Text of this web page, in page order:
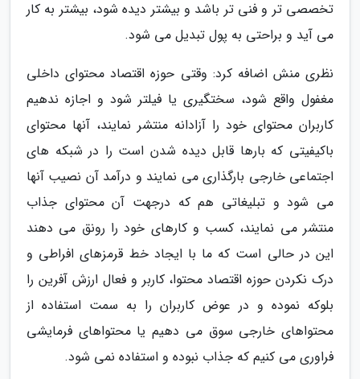
تخصصی تر و فنی تر باشد و بیشتر دیده شود، بیشتر به کار
می آید و براحتی به پول تبدیل می شود.
نظری منش اضافه کرد: وقتی حوزه اقتصاد محتوای داخلی
مغفول واقع شود، سختگیری یا فیلتر شود و اجازه ندهیم
کاربران محتوای خود را آزادانه منتشر نمایند، آنها محتوای
باکیفیتی که بارها قابل دیده شدن است را در شبکه های
اجتماعی خارجی بارگذاری می نمایند و درآمد آن نصیب آنها
می شود و تبلیغاتی هم که درجهت آن محتوای جذاب
منتشر می نمایند، کسب و کارهای خود را رونق می دهند
این در حالی است که ما با ایجاد خط قرمزهای افراطی و
درک نکردن حوزه اقتصاد محتوا، کاربر و فعال ارزش آفرین را
بلوکه نموده و در عوض کاربران را به سمت استفاده از
محتواهای خارجی سوق می دهیم یا محتواهای فرمایشی
فراوری می کنیم که جذاب نبوده و استفاده نمی شود.